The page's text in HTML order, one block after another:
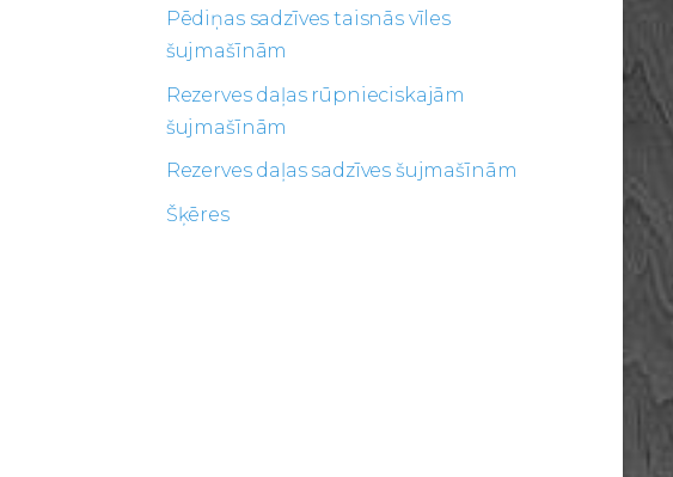
Pēdiņas sadzīves taisnās vīles
šujmašīnām
Rezerves daļas rūpnieciskajām
šujmašīnām
Rezerves daļas sadzīves šujmašīnām
Šķēres